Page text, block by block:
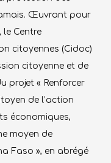
Œuvrant pour
Centre
citoyennes (Cidoc)
citoyenne et de
projet « Renforcer
de l’action
économiques,
moyen de
Faso », en abrégé